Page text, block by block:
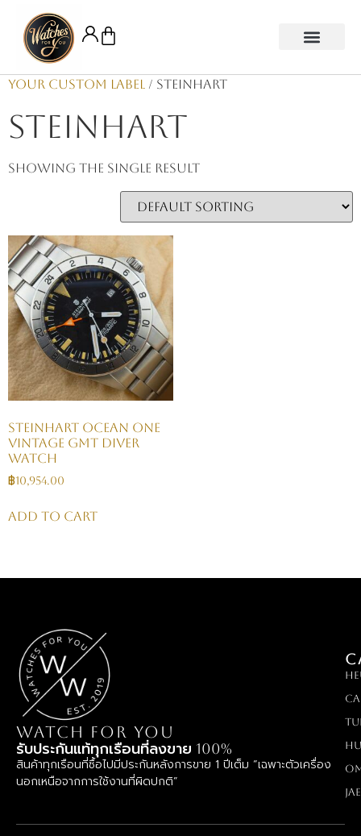
Your Custom Label / Steinhart
Steinhart
Showing the single result
STEINHART Ocean One
vintage GMT Diver
Watch
฿10,954.00
Add to cart
WATCH FOR YOU
รับประกันแท้ทุกเรือนที่ลงขาย 100%
สินค้าทุกเรือนที่ซื้อไปมีประกันหลังการขาย 1 ปีเต็ม “เฉพาะตัวเครื่อง
นอกเหนือจากการใช้งานที่ผิดปกติ”